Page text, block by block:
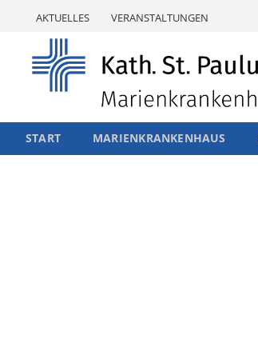
AKTUELLES VERANSTALTUNGEN
START MARIENKRANKENHAUS